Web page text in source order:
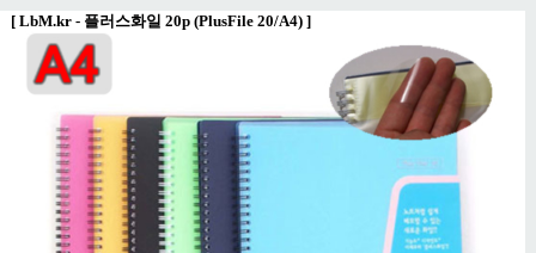
[ LbM.kr - 플러스화일 20p (PlusFile 20/A4) ]